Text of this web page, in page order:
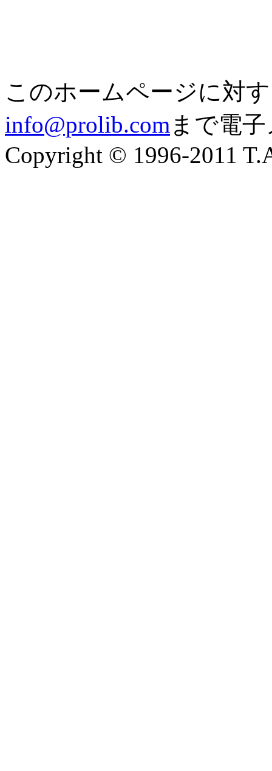
このホームページに対
info@prolib.comまで電
Copyright © 1996-2011